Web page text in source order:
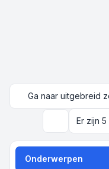
Ga naar uitgebreid
Er zijn
Onderwerpen